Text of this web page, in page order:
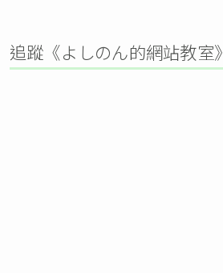
追蹤《よしのん的網站教室》